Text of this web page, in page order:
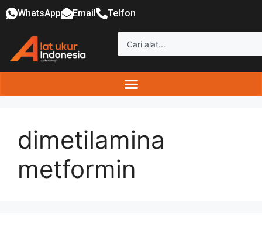
WhatsApp Email Telfon
dimetilamina
metformin